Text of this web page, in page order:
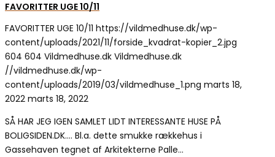
FAVORITTER UGE 10/11
FAVORITTER UGE 10/11 https://vildmedhuse.dk/wp-
content/uploads/2021/11/forside_kvadrat-kopier_2.jpg
604 604 Vildmedhuse.dk Vildmedhuse.dk
//vildmedhuse.dk/wp-
content/uploads/2019/03/vildmedhuse_1.png marts 18,
2022 marts 18, 2022
SÅ HAR JEG IGEN SAMLET LIDT INTERESSANTE HUSE PÅ
BOLIGSIDEN.DK…. Bl.a. dette smukke rækkehus i
Gassehaven tegnet af Arkitekterne Palle…